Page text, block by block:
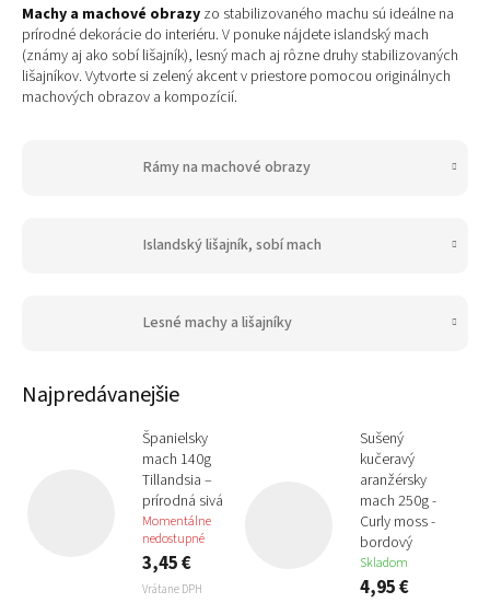
Machy a machové obrazy zo stabilizovaného machu sú ideálne na
prírodné dekorácie do interiéru. V ponuke nájdete islandský mach
(známy aj ako sobí lišajník), lesný mach aj rôzne druhy stabilizovaných
lišajníkov. Vytvorte si zelený akcent v priestore pomocou originálnych
machových obrazov a kompozícií.
Rámy na machové obrazy
Islandský lišajník, sobí mach
Lesné machy a lišajníky
Najpredávanejšie
Španielsky
mach 140g
Tillandsia –
prírodná sivá
Momentálne
nedostupné
3,45 €
Vrátane DPH
Sušený
kučeravý
aranžérsky
mach 250g -
Curly moss -
bordový
Skladom
4,95 €